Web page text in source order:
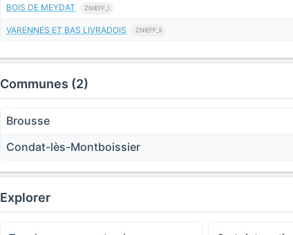
BOIS DE MEYDAT ZNIEFF_I
VARENNES ET BAS LIVRADOIS ZNIEFF_II
Communes (2)
Brousse
Condat-lès-Montboissier
Explorer